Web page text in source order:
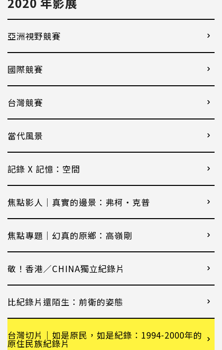
亞洲視野競賽
國際競賽
台灣競賽
當代風景
記錄 X 記憶：空間
焦點影人｜真實的邊景：弗柯・克普
焦點專題｜幻真的原鄉：高嶺剛
敬！香港／CHINA獨立紀錄片
比紀錄片還陌生：前衛的姿態
台灣切片｜如是原民，如是紀錄：1994-2000年的
原住民族紀錄片